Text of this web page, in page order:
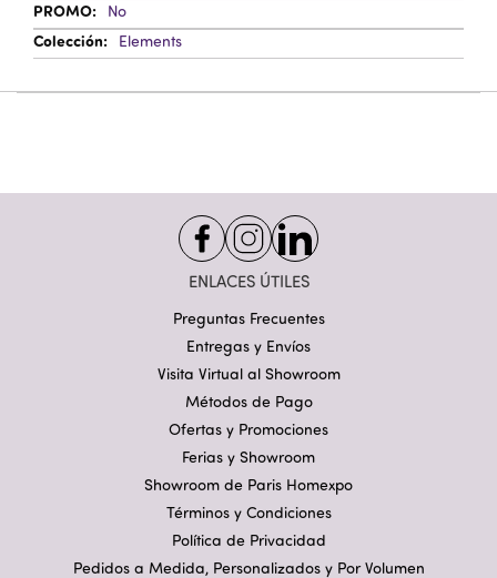
No
Elements
ENLACES ÚTILES
Preguntas Frecuentes
Entregas y Envíos
Visita Virtual al Showroom
Métodos de Pago
Ofertas y Promociones
Ferias y Showroom
Showroom de Paris Homexpo
Términos y Condiciones
Política de Privacidad
Pedidos a Medida, Personalizados y Por Volumen